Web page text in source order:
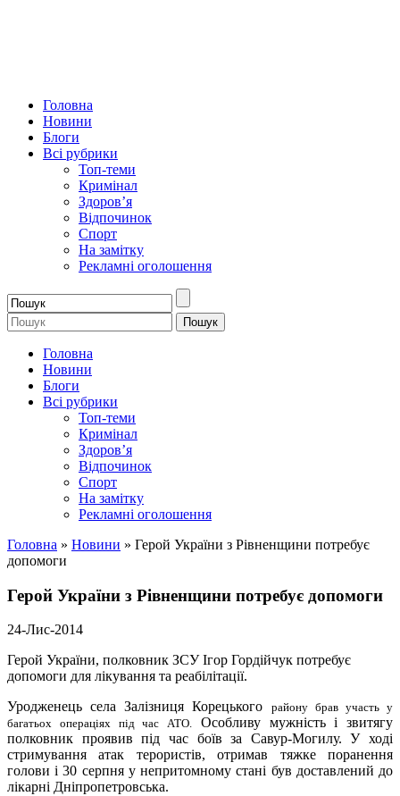
Головна
Новини
Блоги
Всі рубрики
Топ-теми
Кримінал
Здоров’я
Відпочинок
Спорт
На замітку
Рекламні оголошення
Головна
Новини
Блоги
Всі рубрики
Топ-теми
Кримінал
Здоров’я
Відпочинок
Спорт
На замітку
Рекламні оголошення
Головна » Новини » Герой України з Рівненщини потребує
допомоги
Герой України з Рівненщини потребує допомоги
24-Лис-2014
Герой України, полковник ЗСУ Ігор Гордійчук потребує
допомоги для лікування та реабілітації.
Уродженець села Залізниця Корецького
району брав участь у
багатьох операціях під час АТО.
Особливу мужність і звитягу
полковник проявив під час боїв за Савур-Могилу.У ході
стримування атак терористів, отримав тяжке поранення
голови і 30 серпня у непритомному стані був доставлений до
лікарні Дніпропетровська.